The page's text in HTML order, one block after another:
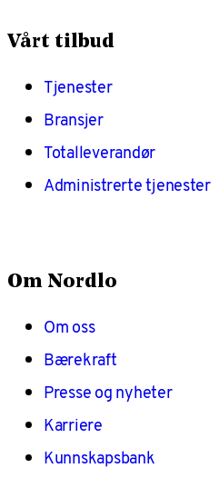
Vårt tilbud
Tjenester
Bransjer
Totalleverandør
Administrerte tjenester
Om Nordlo
Om oss
Bærekraft
Presse og nyheter
Karriere
Kunnskapsbank